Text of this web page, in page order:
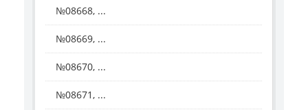
№08668, ...
№08669, ...
№08670, ...
№08671, ...